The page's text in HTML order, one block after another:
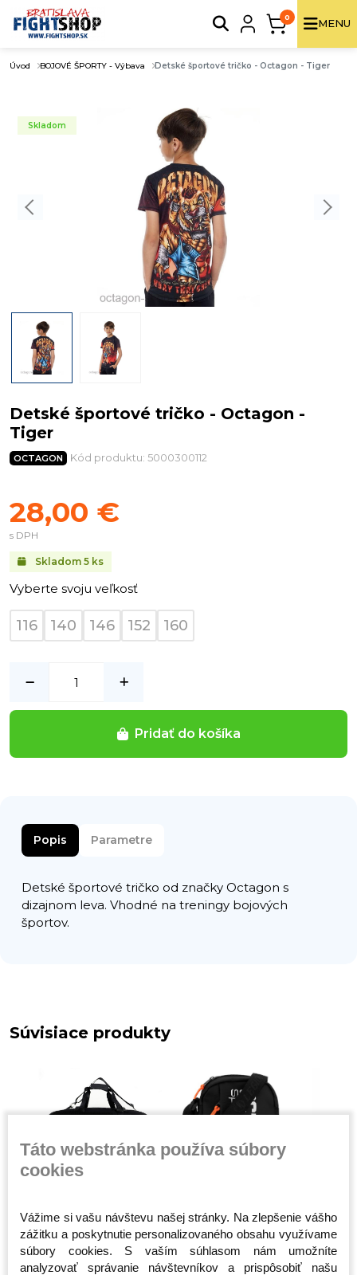
0
MENU
Úvod BOJOVÉ ŠPORTY - Výbava Detské športové tričko - Octagon - Tiger
Skladom
Detské športové tričko - Octagon -
Tiger
OCTAGON Kód produktu: 5000300112
Skladom 5 ks
28,00 €
s DPH
Vyberte svoju veľkosť
116 140 146 152 160
Pridať do košíka
Popis Parametre
Detské športové tričko od značky Octagon s
dizajnom leva. Vhodné na treningy bojových
športov.
Súvisiace produkty
Octagon - Predátor 2v1
(Batoh)
Skladom
65,00 €
Octagon - Sportswear
- čierna
Skladom
20,00 €
Smash -
Skladom
19,00 €
Táto webstránka používa súbory
cookies
Vážime si vašu návštevu našej stránky. Na zlepšenie vášho
zážitku a poskytnutie personalizovaného obsahu využívame
súbory cookies. S vaším súhlasom nám umožníte
analyzovať správanie návštevníkov a prispôsobiť našu